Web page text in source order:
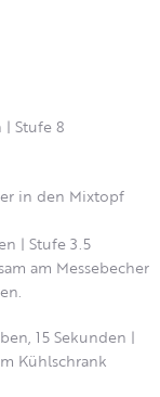
Stufe 8
in den Mixtopf
| Stufe 3.5
am Messebecher
15 Sekunden |
Kühlschrank